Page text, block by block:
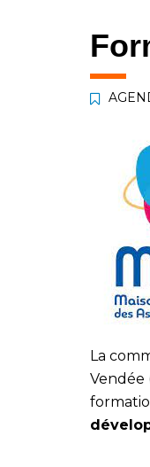
La
Vendée